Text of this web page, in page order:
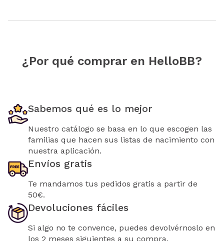
¿Por qué comprar en HelloBB?
Sabemos qué es lo mejor
Nuestro catálogo se basa en lo que escogen las
familias que hacen sus listas de nacimiento con
nuestra aplicación.
Envíos gratis
Te mandamos tus pedidos gratis a partir de
50€.
Devoluciones fáciles
Si algo no te convence, puedes devolvérnoslo en
los 2 meses siguientes a su compra.